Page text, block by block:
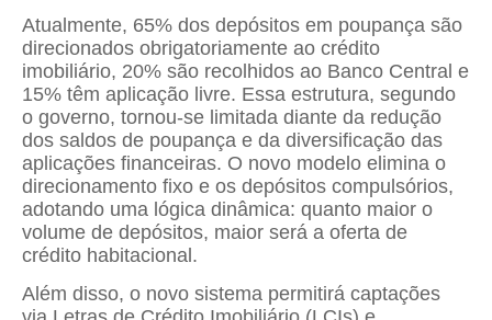
Atualmente, 65% dos depósitos em poupança são
direcionados obrigatoriamente ao crédito
imobiliário, 20% são recolhidos ao Banco Central e
15% têm aplicação livre. Essa estrutura, segundo
o governo, tornou-se limitada diante da redução
dos saldos de poupança e da diversificação das
aplicações financeiras. O novo modelo elimina o
direcionamento fixo e os depósitos compulsórios,
adotando uma lógica dinâmica: quanto maior o
volume de depósitos, maior será a oferta de
crédito habitacional.
Além disso, o novo sistema permitirá captações